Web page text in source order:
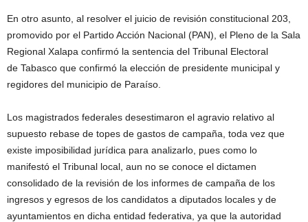
En otro asunto, al resolver el juicio de revisión constitucional 203,
promovido por el Partido Acción Nacional (PAN), el Pleno de la Sala
Regional Xalapa confirmó la sentencia del Tribunal Electoral
de Tabasco que confirmó la elección de presidente municipal y
regidores del municipio de Paraíso.
Los magistrados federales desestimaron el agravio relativo al
supuesto rebase de topes de gastos de campaña, toda vez que
existe imposibilidad jurídica para analizarlo, pues como lo
manifestó el Tribunal local, aun no se conoce el dictamen
consolidado de la revisión de los informes de campaña de los
ingresos y egresos de los candidatos a diputados locales y de
ayuntamientos en dicha entidad federativa, ya que la autoridad